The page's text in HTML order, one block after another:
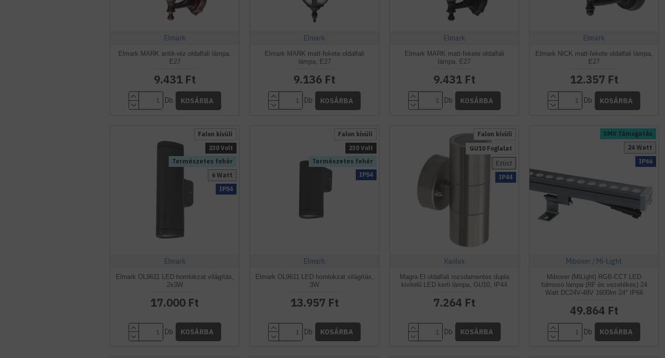
Elmark
Elmark MARK antik-réz oldalfali lámpa,
E27
9.431 Ft
Db KOSÁRBA
Elmark
Elmark MARK matt-fekete oldalfali
lámpa, E27
9.136 Ft
Db KOSÁRBA
Elmark
Elmark MARK matt-fekete oldalfali
lámpa, E27
9.431 Ft
Db KOSÁRBA
Elmark
Elmark NICK matt-fekete oldalfali lámpa,
E27
12.357 Ft
Db KOSÁRBA
Természetes fehér
Falon kívüli
6 Watt
230 Volt
IP54
Elmark
Elmark OL9611 LED homlokzat világítás,
2x3W
17.000 Ft
Db KOSÁRBA
Természetes fehér
Falon kívüli
230 Volt
IP54
Elmark
Elmark OL9611 LED homlokzat világítás,
3W
13.957 Ft
Db KOSÁRBA
Falon kívüli
GU10 Foglalat
Ezüst
IP44
Kanlux
Magra El oldalfali rozsdamentes dupla
kivitelű LED kerti lámpa, GU10, IP44
7.264 Ft
Db KOSÁRBA
IP66
24 Watt
DMX Támogatás
Miboxer / Mi-Light
Miboxer (MiLight) RGB-CCT LED
falmosó lámpa (RF és vezetékes) 24
Watt DC24V-48V 1600lm 24° IP66
49.864 Ft
Db KOSÁRBA